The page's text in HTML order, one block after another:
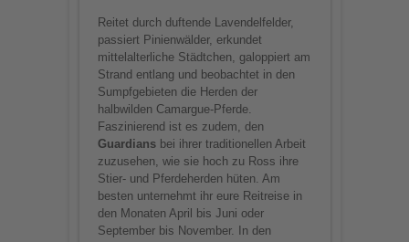
Reitet durch duftende Lavendelfelder,
passiert Pinienwälder, erkundet
mittelalterliche Städtchen, galoppiert am
Strand entlang und beobachtet in den
Sumpfgebieten die Herden der
halbwilden Camargue-Pferde.
Faszinierend ist es zudem, den
Guardiansbei ihrer traditionellen Arbeit
zuzusehen, wie sie hoch zu Ross ihre
Stier- und Pferdeherden hüten. Am
besten unternehmt ihr eure Reitreise in
den Monaten April bis Juni oder
September bis November. In den